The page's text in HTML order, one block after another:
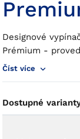
Designové
Prémium -
Číst více
Dostupné